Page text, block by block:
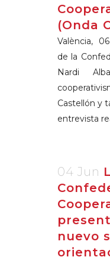
(Onda
València,
de la
Nardi
Castellón y
entrevista
04 Jun
nuevo